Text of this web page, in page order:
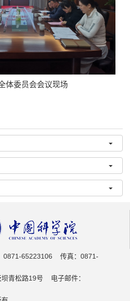
体委员会会议现场
0871-65223106 传真：0871-
青松路19号 电子邮件：